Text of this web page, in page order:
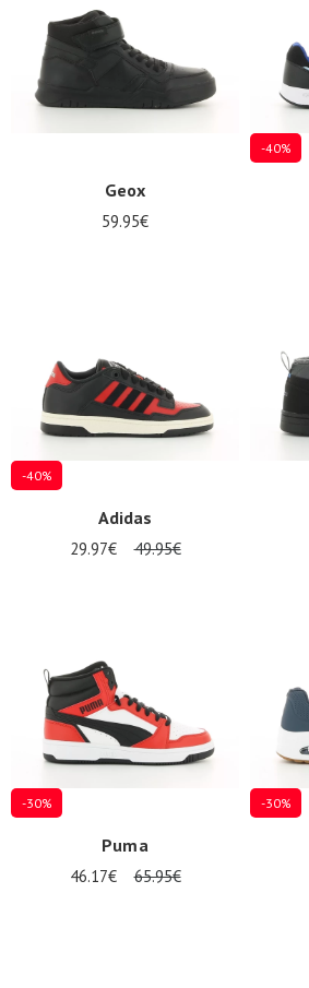
Geox
59.95€
-40%
-40%
Adidas
29.97€ 49.95€
-30%
Puma
46.17€ 65.95€
-30%